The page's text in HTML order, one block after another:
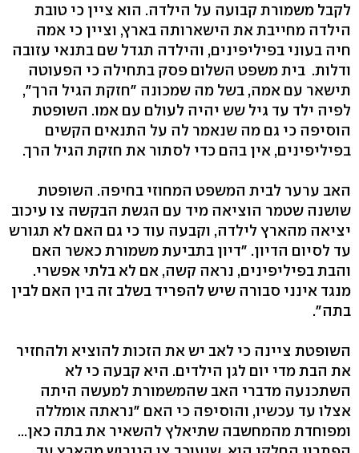
לקבל משמורת קבועה על הילדה. הוא ציין כי טובת
הילדה מחייבת את הישארותה בארץ, וציין כי אמה
חיה בעוני בפיליפינים, והילדה תגדל שם בתנאי עזובה
ודלות. בית משפט השלום פסק בתחילה כי הפעוטה
תישאר עם אמה, בשל מה שמכונה "חזקת הגיל הרך",
לפיה ילד עד גיל שש יהיה לעולם עם אמו. השופטת
הוסיפה כי גם מה שנאמר לה על התנאים הקשים
בפיליפינים, אין בהם כדי לסתור את חזקת הגיל הרך.
האב ערער לבית המשפט המחוזי בחיפה. השופטת
שושנה שטמר הוציאה מיד עם הגשת הבקשה צו עיכוב
יציאה מהארץ לילדה, וקבעה עוד כי גם האם לא תגורש
עד לסיום הדיון. "דיון בתביעת משמורת כאשר האם
והבת בפיליפינים, נראה קשה, אם לא בלתי אפשרי.
מנגד אינני סבורה שיש להפריד בשלב זה בין האם לבין
בתה".
השופטת ציינה כי לאב יש את הזכות להוציא ולהחזיר
את הבת מדי יום לגן הילדים. היא קבעה כי לא
השתכנעה מדברי האב שהמשמורת למעשה היתה
אצלו עד עכשיו, והוסיפה כי האם "נראתה אומללה
ומפוחדת מהמחשבה שתיאלץ להשאיר את בתה כאן...